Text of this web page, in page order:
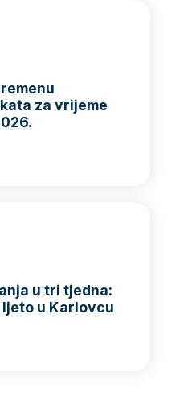
za vrijeme
u tri tjedna:
u Karlovcu